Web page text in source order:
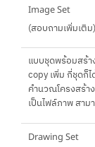
Image Set
(สอบถามเพิ่มเติม)
แบบชุดพร้อมสร้
copy เพิ่ม กี่ชุดก็
คำนวณโครงสร้า
เป็นไฟล์ภาพ สาม
Drawing Set